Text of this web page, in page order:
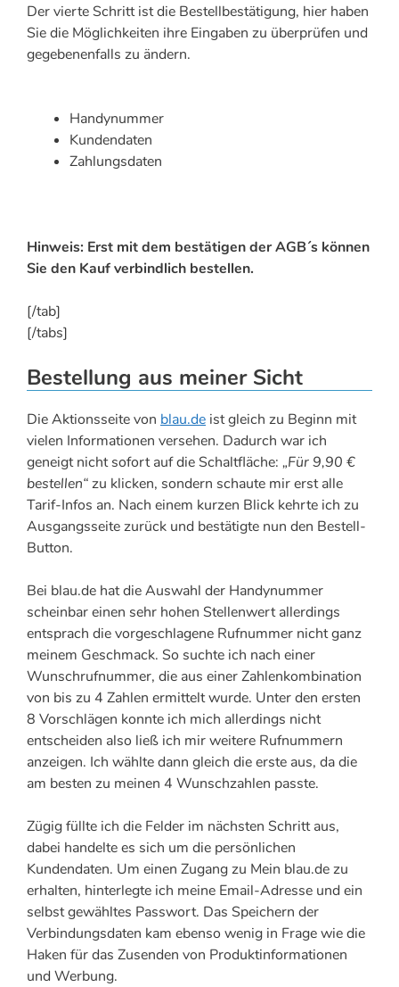
Der vierte Schritt ist die Bestellbestätigung, hier haben
Sie die Möglichkeiten ihre Eingaben zu überprüfen und
gegebenenfalls zu ändern.
Handynummer
Kundendaten
Zahlungsdaten
Hinweis: Erst mit dem bestätigen der AGB´s können
Sie den Kauf verbindlich bestellen.
[/tab]
[/tabs]
Bestellung aus meiner Sicht
Die Aktionsseite von blau.de ist gleich zu Beginn mit
vielen Informationen versehen. Dadurch war ich
geneigt nicht sofort auf die Schaltfläche: „Für 9,90 €
bestellen“zu klicken, sondern schaute mir erst alle
Tarif-Infos an. Nach einem kurzen Blick kehrte ich zu
Ausgangsseite zurück und bestätigte nun den Bestell-
Button.
Bei blau.de hat die Auswahl der Handynummer
scheinbar einen sehr hohen Stellenwert allerdings
entsprach die vorgeschlagene Rufnummer nicht ganz
meinem Geschmack. So suchte ich nach einer
Wunschrufnummer, die aus einer Zahlenkombination
von bis zu 4 Zahlen ermittelt wurde. Unter den ersten
8 Vorschlägen konnte ich mich allerdings nicht
entscheiden also ließ ich mir weitere Rufnummern
anzeigen. Ich wählte dann gleich die erste aus, da die
am besten zu meinen 4 Wunschzahlen passte.
Zügig füllte ich die Felder im nächsten Schritt aus,
dabei handelte es sich um die persönlichen
Kundendaten. Um einen Zugang zu Mein blau.de zu
erhalten, hinterlegte ich meine Email-Adresse und ein
selbst gewähltes Passwort. Das Speichern der
Verbindungsdaten kam ebenso wenig in Frage wie die
Haken für das Zusenden von Produktinformationen
und Werbung.